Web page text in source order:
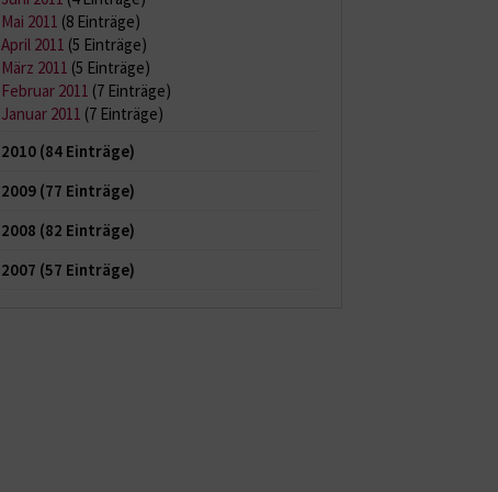
Mai 2011 (8 Einträge)
April 2011 (5 Einträge)
März 2011 (5 Einträge)
Februar 2011 (7 Einträge)
Januar 2011 (7 Einträge)
2010 (84 Einträge)
2009 (77 Einträge)
2008 (82 Einträge)
2007 (57 Einträge)